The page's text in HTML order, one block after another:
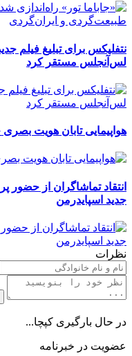
نتفلیکس برای تبلیغ فیلم
لس‌آنجلس مستقر کرد
هواپیمایی تابان هویت
انتقاد تماشاگران از
جدید اسپایدرمن
نظرات
در حال بارگیری کپچا...
عضویت در خبرنامه